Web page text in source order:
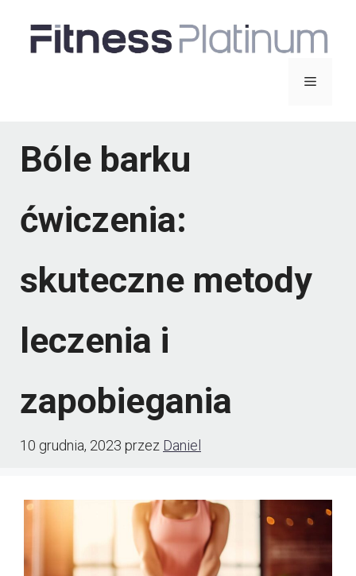
Menu
Bóle barku
ćwiczenia:
skuteczne metody
leczenia i
zapobiegania
10 grudnia, 2023 przez Daniel